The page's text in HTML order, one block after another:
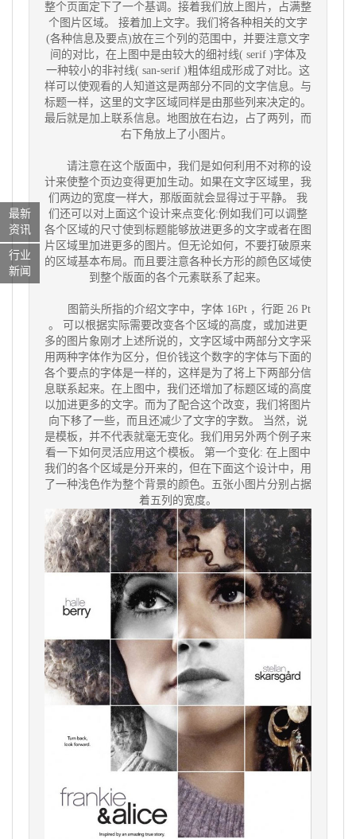
整个页面定下了一个基调。接着我们放上图片，占满整
个图片区域。 接着加上文字。我们将各种相关的文字
(各种信息及要点)放在三个列的范围中，并要注意文字
间的对比，在上图中是由较大的细衬线( serif )字体及
一种较小的非衬线( san-serif )粗体组成形成了对比。这
样可以使观看的人知道这是两部分不同的文字信息。与
标题一样，这里的文字区域同样是由那些列来决定的。
最后就是加上联系信息。地图放在右边，占了两列，而
右下角放上了小图片。
请注意在这个版面中，我们是如何利用不对称的设
计来使整个页边变得更加生动。如果在文字区域里，我
们两边的宽度一样大，那版面就会显得过于平静。 我
们还可以对上面这个设计来点变化:例如我们可以调整
各个区域的尺寸使到标题能够放进更多的文字或者在图
片区域里加进更多的图片。但无论如何，不要打破原来
的区域基本布局。而且要注意各种长方形的颜色区域使
到整个版面的各个元素联系了起来。
图箭头所指的介绍文字中，字体 16Pt ，行距 26 Pt
。 可以根据实际需要改变各个区域的高度，或加进更
多的图片象刚才上述所说的，文字区域中两部分文字采
用两种字体作为区分，但价钱这个数字的字体与下面的
各个要点的字体是一样的，这样是为了将上下两部分信
息联系起来。在上图中，我们还增加了标题区域的高度
以加进更多的文字。而为了配合这个改变，我们将图片
向下移了一些，而且还减少了文字的字数。 当然，说
是模板，并不代表就毫无变化。我们用另外两个例子来
看一下如何灵活应用这个模板。 第一个变化: 在上图中
我们的各个区域是分开来的，但在下面这个设计中，用
了一种浅色作为整个背景的颜色。五张小图片分别占据
着五列的宽度。
最新
资讯
行业
新闻